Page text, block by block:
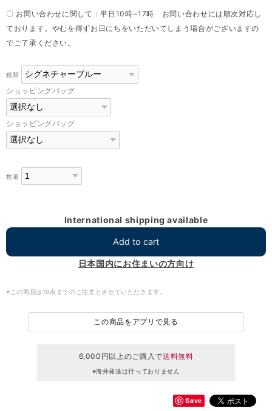
〇 お問い合わせに関して：平日10時~17時 お問い合わせには順次対応し
ております。やむを得ずお日にちをいただいてしまう場合がございますの
でご了承ください。
種類
ショッピングバッグ
ショッピングバッグ
数量
International shipping available
Add to cart
日本国内にお住まいの方向け
※この商品は10点までのご注文とさせていただきます。
この商品をアプリで見る
6,000円以上のご購入で送料無料
※海外発送は行っておりません
Save